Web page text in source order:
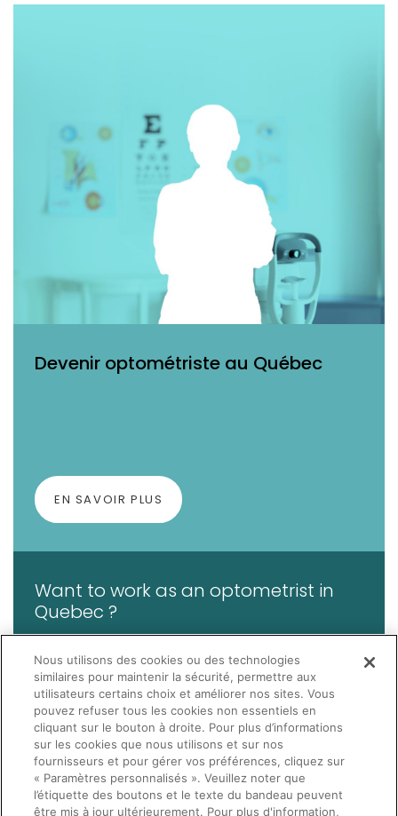
Devenir optométriste au Québec
EN SAVOIR PLUS
Want to work as an optometrist in
Quebec ?
LEARN MORE
Nous utilisons des cookies ou des technologies
similaires pour maintenir la sécurité, permettre aux
utilisateurs certains choix et améliorer nos sites. Vous
pouvez refuser tous les cookies non essentiels en
cliquant sur le bouton à droite. Pour plus d’informations
sur les cookies que nous utilisons et sur nos
fournisseurs et pour gérer vos préférences, cliquez sur
« Paramètres personnalisés ». Veuillez noter que
l’étiquette des boutons et le texte du bandeau peuvent
être mis à jour ultérieurement. Pour plus d'information,